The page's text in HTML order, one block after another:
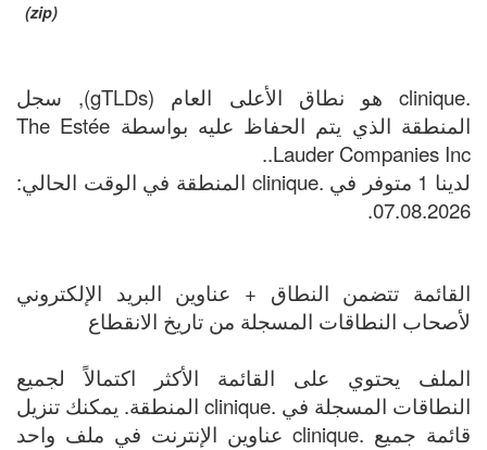
(zip)
.clinique هو نطاق الأعلى العام (gTLDs), سجل
المنطقة الذي يتم الحفاظ عليه بواسطة The Estée
Lauder Companies Inc..
لدينا 1 متوفر في .clinique المنطقة في الوقت الحالي:
07.08.2026.
القائمة تتضمن النطاق + عناوين البريد الإلكتروني
لأصحاب النطاقات المسجلة من تاريخ الانقطاع
الملف يحتوي على القائمة الأكثر اكتمالاً لجميع
النطاقات المسجلة في .clinique المنطقة. يمكنك تنزيل
قائمة جميع .clinique عناوين الإنترنت في ملف واحد